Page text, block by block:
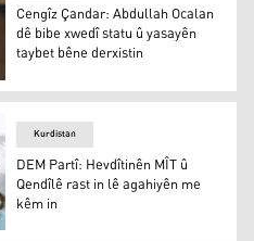
dê bibe xwedî statu û
Cengîz Çandar: Abdullah Ocalan
dê bibe xwedî statu û yasayên
taybet bêne derxistin
Kurdistan
DEM Partî: Hevdîtinên MÎT û
Qendîlê rast in lê agahiyên me
kêm in